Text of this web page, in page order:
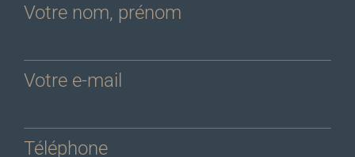
Votre nom, prénom
Votre e-mail
Téléphone